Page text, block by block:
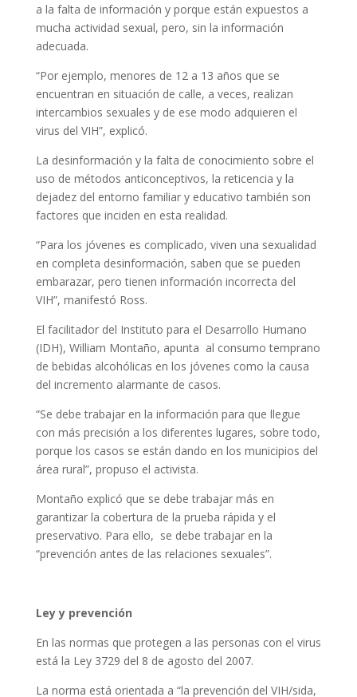
a la falta de información y porque están expuestos a
mucha actividad sexual, pero, sin la información
adecuada.
“Por ejemplo, menores de 12 a 13 años que se
encuentran en situación de calle, a veces, realizan
intercambios sexuales y de ese modo adquieren el
virus del VIH”, explicó.
La desinformación y la falta de conocimiento sobre el
uso de métodos anticonceptivos, la reticencia y la
dejadez del entorno familiar y educativo también son
factores que inciden en esta realidad.
“Para los jóvenes es complicado, viven una sexualidad
en completa desinformación, saben que se pueden
embarazar, pero tienen información incorrecta del
VIH”, manifestó Ross.
El facilitador del Instituto para el Desarrollo Humano
(IDH), William Montaño, apunta al consumo temprano
de bebidas alcohólicas en los jóvenes como la causa
del incremento alarmante de casos.
“Se debe trabajar en la información para que llegue
con más precisión a los diferentes lugares, sobre todo,
porque los casos se están dando en los municipios del
área rural”, propuso el activista.
Montaño explicó que se debe trabajar más en
garantizar la cobertura de la prueba rápida y el
preservativo. Para ello, se debe trabajar en la
“prevención antes de las relaciones sexuales”.
Ley y prevención
En las normas que protegen a las personas con el virus
está la Ley 3729 del 8 de agosto del 2007.
La norma está orientada a “la prevención del VIH/sida,